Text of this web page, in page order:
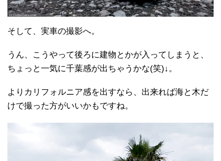
そして、実車の撮影へ。
うん、こうやって後ろに建物とかが入ってしまうと、
ちょっと一気に千葉感が出ちゃうかな(笑)↓。
よりカリフォルニア感を出すなら、出来れば海と木だ
けで撮った方がいいかもですね。